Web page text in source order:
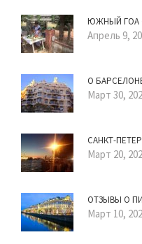
ЮЖНЫЙ ГОА
Апрель 9,
О
Март 30,
САНКТ-
Март 20,
ОТЗЫВЫ О
Март 10,